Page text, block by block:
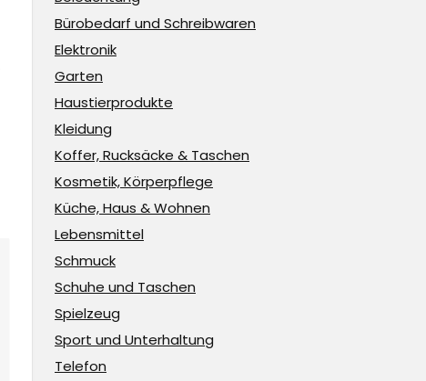
Bürobedarf und Schreibwaren
Elektronik
Garten
Haustierprodukte
Kleidung
Koffer, Rucksäcke & Taschen
Kosmetik, Körperpflege
Küche, Haus & Wohnen
Lebensmittel
Schmuck
Schuhe und Taschen
Spielzeug
Sport und Unterhaltung
Telefon